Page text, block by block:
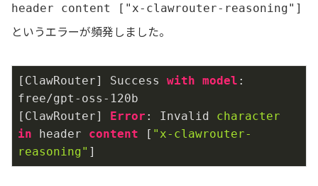
header content ["x-clawrouter-reasoning"]
というエラーが頻発しました。
[ClawRouter] Success with model :
free/gpt-oss -120b
[ClawRouter] Error : Invalid character
in header content [ "x-clawrouter-
reasoning" ]